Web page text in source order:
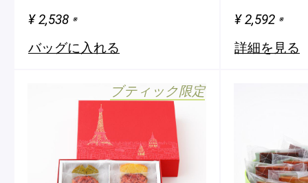
¥ 2,538 ※
バッグに入れる
¥ 2,592 ※
詳細を見る
ブティック限定